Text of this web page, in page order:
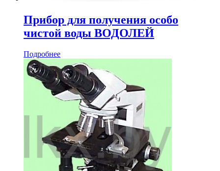
Прибор для получения особо
чистой воды ВОДОЛЕЙ
Подробнее